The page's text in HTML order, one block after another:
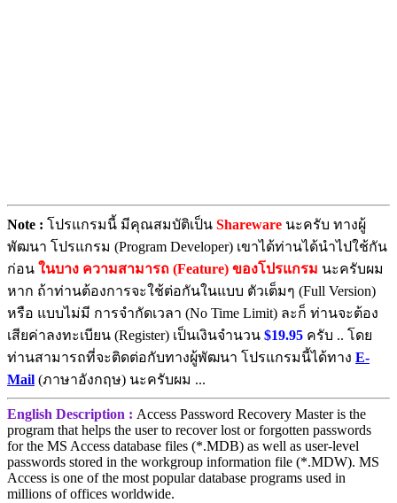
Note : โปรแกรมนี้ มีคุณสมบัติเป็น Shareware นะครับ ทางผู้
พัฒนา โปรแกรม (Program Developer) เขาได้ท่านได้นำไปใช้กัน
ก่อน ในบาง ความสามารถ (Feature) ของโปรแกรม นะครับผม
หาก ถ้าท่านต้องการจะใช้ต่อกันในแบบ ตัวเต็มๆ (Full Version)
หรือ แบบไม่มี การจำกัดเวลา (No Time Limit) ละก็ ท่านจะต้อง
เสียค่าลงทะเบียน (Register) เป็นเงินจำนวน $19.95 ครับ .. โดย
ท่านสามารถที่จะติดต่อกับทางผู้พัฒนา โปรแกรมนี้ได้ทาง E-
Mail (ภาษาอังกฤษ) นะครับผม ...
English Description : Access Password Recovery Master is the
program that helps the user to recover lost or forgotten passwords
for the MS Access database files (*.MDB) as well as user-level
passwords stored in the workgroup information file (*.MDW). MS
Access is one of the most popular database programs used in
millions of offices worldwide.